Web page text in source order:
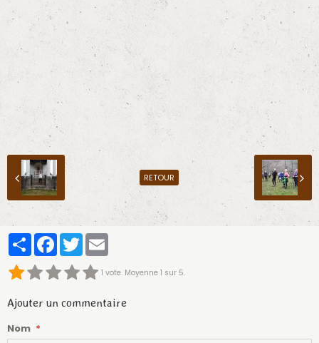
RETOUR
PartagerFacebook
Twitter
1 vote. Moyenne 1 sur 5.
Ajouter un commentaire
Nom